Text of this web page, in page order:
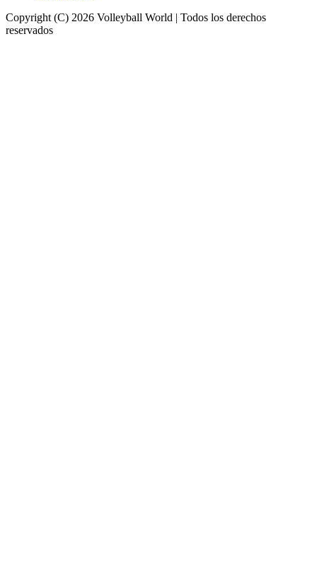
Copyright (C) 2026 Volleyball World | Todos los derechos
reservados